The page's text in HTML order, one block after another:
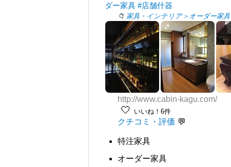
ダー家具 #店舗什器
家具・インテリア＞オーダー家具
http://www.cabin-kagu.com/
🤍 いいね！6件
クチコミ・評価
特注家具
オーダー家具